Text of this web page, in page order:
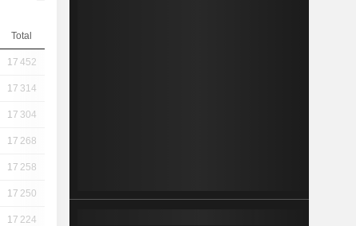
Total
17 452
17 314
17 304
17 268
17 258
17 250
17 224